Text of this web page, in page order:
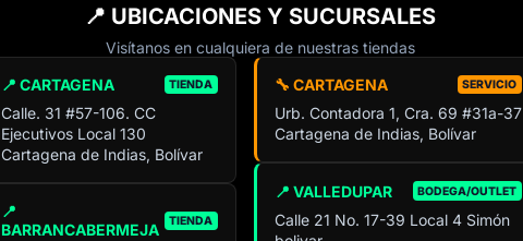
📍 UBICACIONES Y SUCURSALES
Visítanos en cualquiera de nuestras tiendas
📍 CARTAGENA TIENDA
Calle. 31 #57-106. CC
Ejecutivos Local 130
Cartagena de Indias, Bolívar
📍
BARRANCABERMEJA
TIENDA
🔧 CARTAGENA SERVICIO
Urb. Contadora 1, Cra. 69 #31a-37
Cartagena de Indias, Bolívar
📍 VALLEDUPAR BODEGA/OUTLET
Calle 21 No. 17-39 Local 4 Simón